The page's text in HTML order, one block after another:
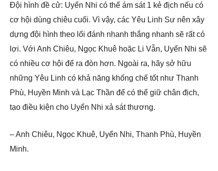
Đội hình đề cử: Uyển Nhi có thể ám sát 1 kẻ địch nếu có
cơ hội dùng chiêu cuối. Vì vậy, các Yêu Linh Sư nên xây
dựng đội hình theo lối đánh nhanh thắng nhanh sẽ rất có
lợi. Với Anh Chiêu, Ngọc Khuê hoặc Li Vẫn, Uyển Nhi sẽ
có nhiều cơ hội để ra đòn hơn. Ngoài ra, hãy sở hữu
những Yêu Linh có khả năng khống chế tốt như Thanh
Phù, Huyền Minh và Lạc Thần để có thể giữ chân địch,
tạo điều kiện cho Uyển Nhi xả sát thương.
– Anh Chiêu, Ngọc Khuê, Uyển Nhi, Thanh Phù, Huyền
Minh.